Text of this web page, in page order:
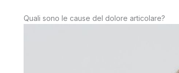
Quali sono le cause del dolore articolare?